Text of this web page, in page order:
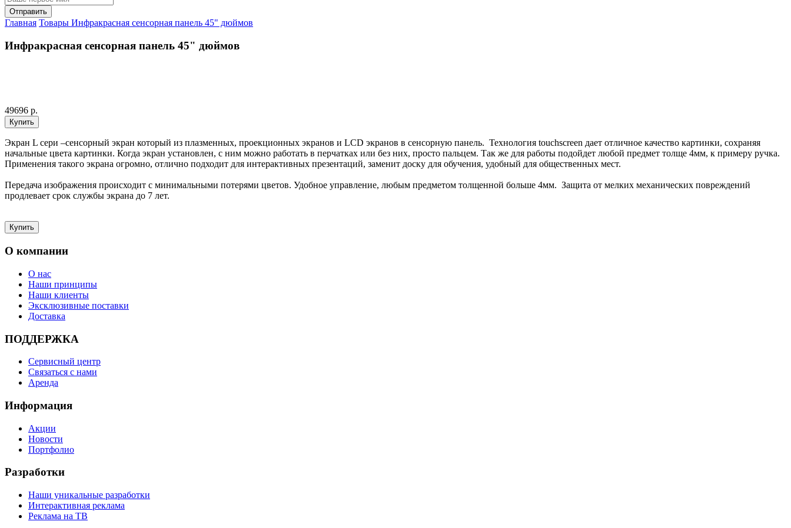
Главная Товары Инфракрасная сенсорная панель 45" дюймов
Инфракрасная сенсорная панель 45" дюймов
49696 р.
Экран L сери –сенсорный экран который из плазменных, проекционных экранов и LCD экранов в сенсорную панель. Технология touchscreen дает отличное качество картинки, сохраняя
начальные цвета картинки. Когда экран установлен, с ним можно работать в перчатках или без них, просто пальцем. Так же для работы подойдет любой предмет толще 4мм, к примеру ручка.
Применения такого экрана огромно, отлично подходит для интерактивных презентаций, заменит доску для обучения, удобный для общественных мест.
Передача изображения происходит с минимальными потерями цветов. Удобное управление, любым предметом толщенной больше 4мм. Защита от мелких механических повреждений
продлевает срок службы экрана до 7 лет.
О компании
О нас
Наши принципы
Наши клиенты
Эксклюзивные поставки
Доставка
ПОДДЕРЖКА
Сервисный центр
Связаться с нами
Аренда
Информация
Акции
Новости
Портфолио
Разработки
Наши уникальные разработки
Интерактивная реклама
Реклама на ТВ